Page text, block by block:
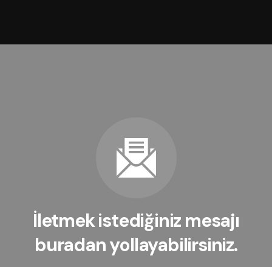
İletmek istediğiniz mesajı
buradan yollayabilirsiniz.